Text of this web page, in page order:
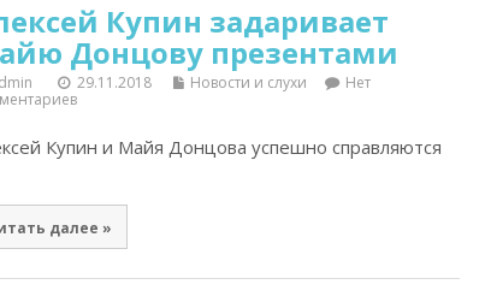
Купин задаривает
Донцову презентами
29.11.2018 Новости и слухи
Нет
Купин и Майя Донцова успешно справляются
далее »